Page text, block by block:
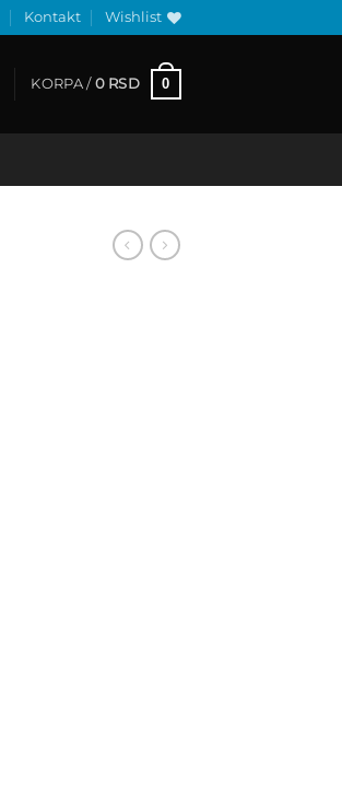
Kontakt Wishlist
KORPA / 0 RSD 0